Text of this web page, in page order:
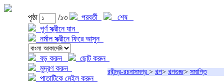
পৃষ্ঠা /১৩ পরবর্তী
শেষ
পূর্ণ স্ক্রীনে যান
নর্মাল স্ক্রীনে ফিরে আসুন
বড় করুন
ছোট করুন
মুদ্রণ করুন
পাতাটিকে মেইল করুন
রবীন্দ্র-রচনাসমগ্র > গল্প> গল্পগুচ্ছ> সমাপ্তি